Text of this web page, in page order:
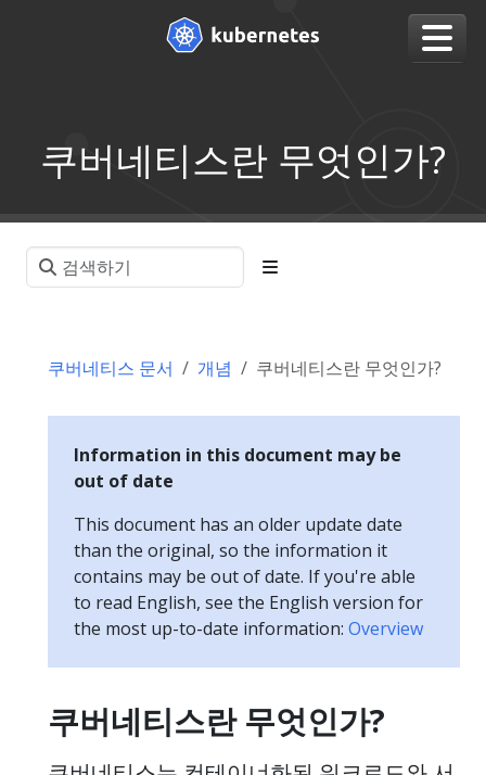
쿠버네티스란 무엇인가?
쿠버네티스 문서 개념 쿠버네티스란 무엇인가?
Information in this document may be
out of date
This document has an older update date
than the original, so the information it
contains may be out of date. If you're able
to read English, see the English version for
the most up-to-date information: Overview
쿠버네티스란 무엇인가?